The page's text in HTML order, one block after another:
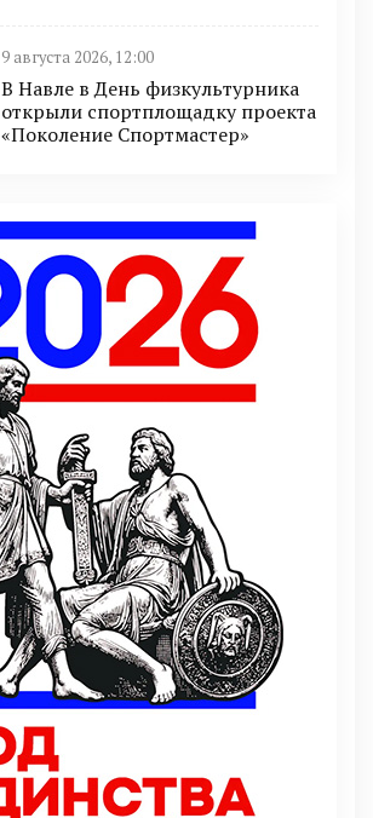
9 августа 2026, 12:00
В Навле в День физкультурника
открыли спортплощадку проекта
«Поколение Спортмастер»